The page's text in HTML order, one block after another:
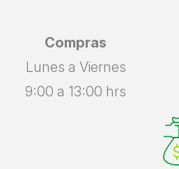
Compras
Lunes a Viernes
9:00 a 13:00 hrs